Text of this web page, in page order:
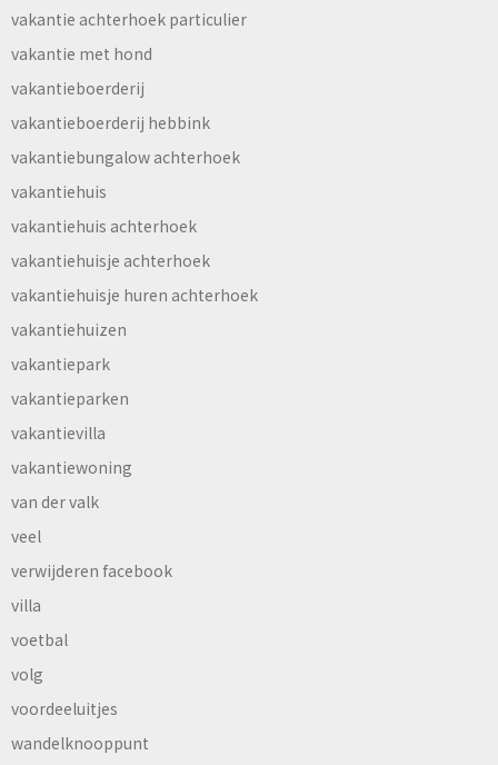
vakantie achterhoek particulier
vakantie met hond
vakantieboerderij
vakantieboerderij hebbink
vakantiebungalow achterhoek
vakantiehuis
vakantiehuis achterhoek
vakantiehuisje achterhoek
vakantiehuisje huren achterhoek
vakantiehuizen
vakantiepark
vakantieparken
vakantievilla
vakantiewoning
van der valk
veel
verwijderen facebook
villa
voetbal
volg
voordeeluitjes
wandelknooppunt